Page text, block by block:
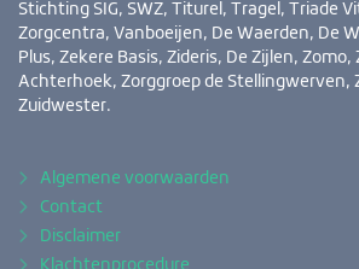
Stichting SIG, SWZ, Titurel, Tragel, Triade
Zorgcentra, Vanboeijen, De Waerden, De
Plus, Zekere Basis, Zideris, De Zijlen, Zomo,
Achterhoek, Zorggroep de Stellingwerven,
Zuidwester.
Algemene voorwaarden
Contact
Disclaimer
Klachtenprocedure